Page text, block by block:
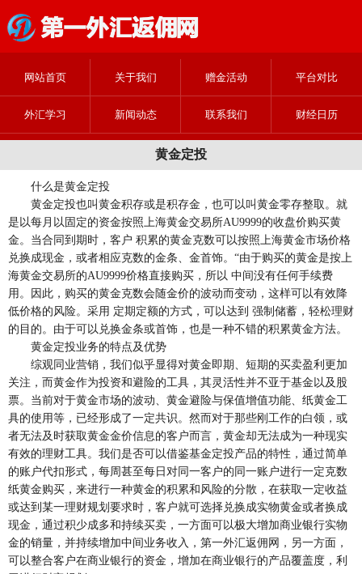
网站首页 关于我们 赠金活动 平台对比
外汇学习 新闻动态 联系我们 财经日历
黄金定投
什么是黄金定投
黄金定投也叫黄金积存或是积存金，也可以叫黄金零存整取。就
是以每月以固定的资金按照上海黄金交易所AU9999的收盘价购买黄
金。当合同到期时，客户 积累的黄金克数可以按照上海黄金市场价格
兑换成现金，或者相应克数的金条、金首饰。“由于购买的黄金是按上
海黄金交易所的AU9999价格直接购买，所以 中间没有任何手续费
用。因此，购买的黄金克数会随金价的波动而变动，这样可以有效降
低价格的风险。采用 定期定额的方式，可以达到 强制储蓄，轻松理财
的目的。由于可以兑换金条或首饰，也是一种不错的积累黄金方法。
黄金定投业务的特点及优势
综观同业营销，我们似乎显得对黄金即期、短期的买卖盈利更加
关注，而黄金作为投资和避险的工具，其灵活性并不亚于基金以及股
票。当前对于黄金市场的波动、黄金避险与保值增值功能、纸黄金工
具的使用等，已经形成了一定共识。然而对于那些刚工作的白领，或
者无法及时获取黄金金价信息的客户而言，黄金却无法成为一种现实
有效的理财工具。我们是否可以借鉴基金定投产品的特性，通过简单
的账户代扣形式，每周甚至每日对同一客户的同一账户进行一定克数
纸黄金购买，来进行一种黄金的积累和风险的分散，在获取一定收益
或达到某一理财规划要求时，客户就可选择兑换成实物黄金或者换成
现金，通过积少成多和持续买卖，一方面可以极大增加商业银行实物
金的销量，并持续增加中间业务收入，第一外汇返佣网，另一方面，
可以整合客户在商业银行的资金，增加在商业银行的产品覆盖度，利